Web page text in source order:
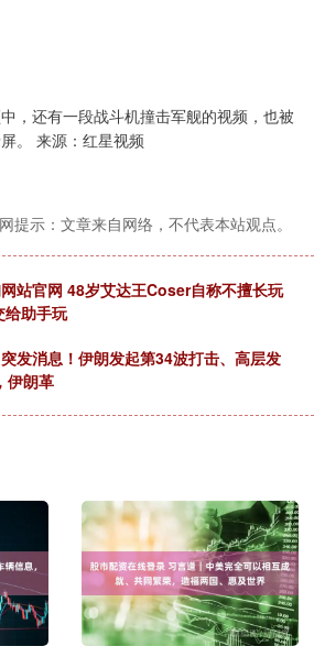
，还有一段战斗机撞击军舰的视频，也被
。 来源：红星视频
提示：文章来自网络，不代表本站观点。
站官网 48岁艾达王Coser自称不擅长玩
给助手玩
发消息！伊朗发起第34波打击、高层发
伊朗革